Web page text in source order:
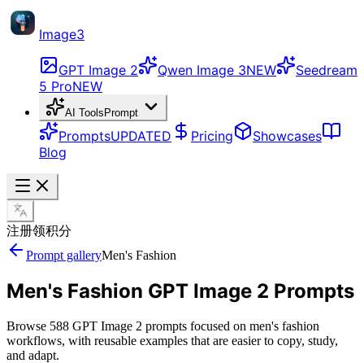
Image3
GPT Image 2 Qwen Image 3NEW
Seedream
5 ProNEW
AI Tools Prompt
PromptsUPDATED Pricing
Showcases
Blog
注册领积分
Prompt galleryMen's Fashion
Men's Fashion GPT Image 2 Prompts
Browse 588 GPT Image 2 prompts focused on men's fashion
workflows, with reusable examples that are easier to copy, study,
and adapt.